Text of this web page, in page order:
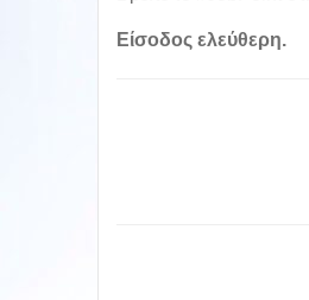
Είσοδος ελεύθερη.